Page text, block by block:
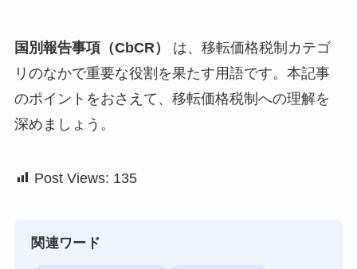
国別報告事項（CbCR）
は、移転価格税制カテゴ
リのなかで重要な役割を果たす用語です。本記事
のポイントをおさえて、移転価格税制への理解を
深めましょう。
Post Views: 135
関連ワード